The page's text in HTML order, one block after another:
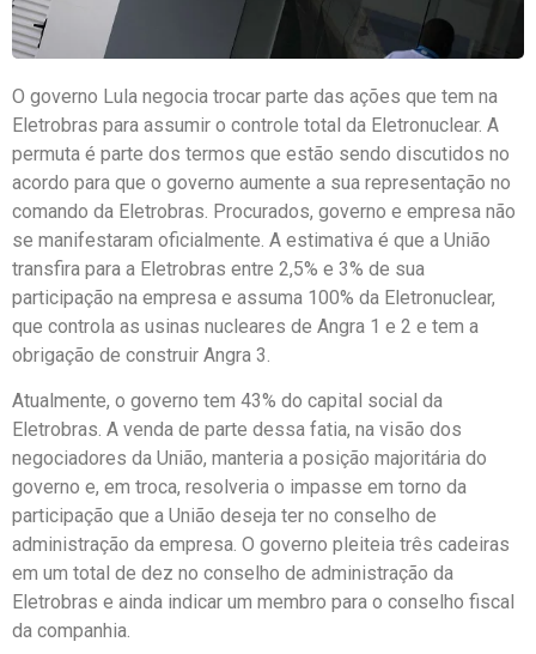
O governo Lula negocia trocar parte das ações que tem na
Eletrobras para assumir o controle total da Eletronuclear. A
permuta é parte dos termos que estão sendo discutidos no
acordo para que o governo aumente a sua representação no
comando da Eletrobras. Procurados, governo e empresa não
se manifestaram oficialmente. A estimativa é que a União
transfira para a Eletrobras entre 2,5% e 3% de sua
participação na empresa e assuma 100% da Eletronuclear,
que controla as usinas nucleares de Angra 1 e 2 e tem a
obrigação de construir Angra 3.
Atualmente, o governo tem 43% do capital social da
Eletrobras. A venda de parte dessa fatia, na visão dos
negociadores da União, manteria a posição majoritária do
governo e, em troca, resolveria o impasse em torno da
participação que a União deseja ter no conselho de
administração da empresa. O governo pleiteia três cadeiras
em um total de dez no conselho de administração da
Eletrobras e ainda indicar um membro para o conselho fiscal
da companhia.